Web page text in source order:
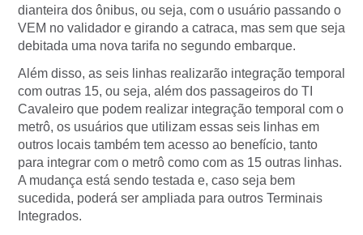
dianteira dos ônibus, ou seja, com o usuário passando o
VEM no validador e girando a catraca, mas sem que seja
debitada uma nova tarifa no segundo embarque.
Além disso, as seis linhas realizarão integração temporal
com outras 15, ou seja, além dos passageiros do TI
Cavaleiro que podem realizar integração temporal com o
metrô, os usuários que utilizam essas seis linhas em
outros locais também tem acesso ao benefício, tanto
para integrar com o metrô como com as 15 outras linhas.
A mudança está sendo testada e, caso seja bem
sucedida, poderá ser ampliada para outros Terminais
Integrados.